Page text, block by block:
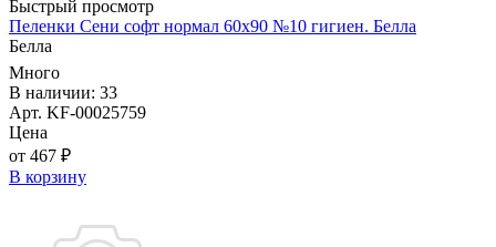
Быстрый просмотр
Пеленки Сени софт нормал 60х90 №10 гигиен. Белла
Белла
Много
В наличии: 33
Арт. KF-00025759
Цена
от 467 ₽
В корзину